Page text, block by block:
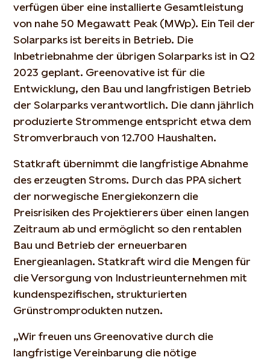
verfügen über eine installierte Gesamtleistung
von nahe 50 Megawatt Peak (MWp). Ein Teil der
Solarparks ist bereits in Betrieb. Die
Inbetriebnahme der übrigen Solarparks ist in Q2
2023 geplant. Greenovative ist für die
Entwicklung, den Bau und langfristigen Betrieb
der Solarparks verantwortlich. Die dann jährlich
produzierte Strommenge entspricht etwa dem
Stromverbrauch von 12.700 Haushalten.
Statkraft übernimmt die langfristige Abnahme
des erzeugten Stroms. Durch das PPA sichert
der norwegische Energiekonzern die
Preisrisiken des Projektierers über einen langen
Zeitraum ab und ermöglicht so den rentablen
Bau und Betrieb der erneuerbaren
Energieanlagen. Statkraft wird die Mengen für
die Versorgung von Industrieunternehmen mit
kundenspezifischen, strukturierten
Grünstromprodukten nutzen.
„Wir freuen uns Greenovative durch die
langfristige Vereinbarung die nötige